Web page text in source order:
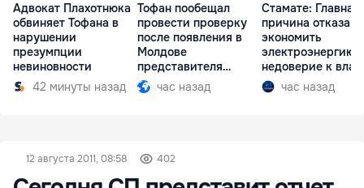
Адвокат Плахотнюка
обвиняет Тофана в
нарушении
презумпции
невиновности
42 минуты назад
Тофан пообещал
провести проверку
после появления в
Молдове
представителя
Южной Осетии
час назад
Стамате: Главная
причина отказа
экономить
электроэнергию
недоверие к
час назад
12 августа 2011, 08:58 402